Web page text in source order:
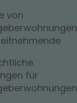
von
für